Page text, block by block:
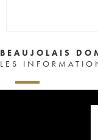
BEAUJOLAIS
LES